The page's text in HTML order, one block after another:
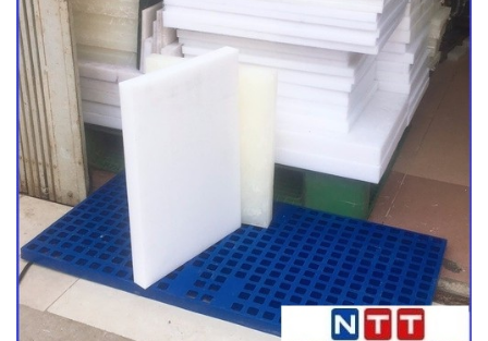
Thớt nhựa cho nhà bếp
Thớt nhựa làm băng tải
Thớt nhựa nhập khẩu